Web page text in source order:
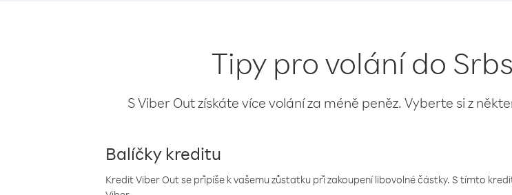
Tipy pro volání do
S Viber Out získáte více volání za méně peněz. Vyberte si z
Balíčky kreditu
Kredit Viber Out se připíše k vašemu zůstatku při zakoupení libovolné částky. S tímto